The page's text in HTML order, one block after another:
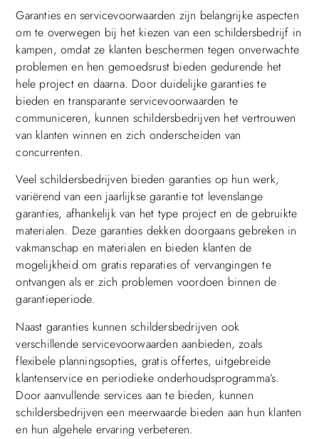
Garanties en servicevoorwaarden zijn belangrijke aspecten
om te overwegen bij het kiezen van een schildersbedrijf in
kampen, omdat ze klanten beschermen tegen onverwachte
problemen en hen gemoedsrust bieden gedurende het
hele project en daarna. Door duidelijke garanties te
bieden en transparante servicevoorwaarden te
communiceren, kunnen schildersbedrijven het vertrouwen
van klanten winnen en zich onderscheiden van
concurrenten.
Veel schildersbedrijven bieden garanties op hun werk,
variërend van een jaarlijkse garantie tot levenslange
garanties, afhankelijk van het type project en de gebruikte
materialen. Deze garanties dekken doorgaans gebreken in
vakmanschap en materialen en bieden klanten de
mogelijkheid om gratis reparaties of vervangingen te
ontvangen als er zich problemen voordoen binnen de
garantieperiode.
Naast garanties kunnen schildersbedrijven ook
verschillende servicevoorwaarden aanbieden, zoals
flexibele planningsopties, gratis offertes, uitgebreide
klantenservice en periodieke onderhoudsprogramma’s.
Door aanvullende services aan te bieden, kunnen
schildersbedrijven een meerwaarde bieden aan hun klanten
en hun algehele ervaring verbeteren.